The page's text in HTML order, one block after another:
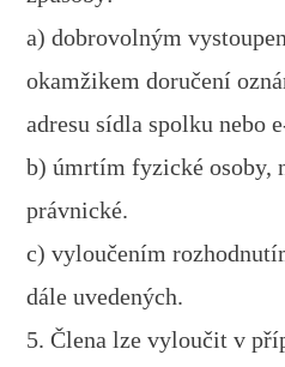
a) dobrovolným
okamžikem doručení
adresu sídla spolku nebo
b) úmrtím fyzické osoby,
právnické.
c) vyloučením
dále uvedených.
5. Člena lze vyloučit v